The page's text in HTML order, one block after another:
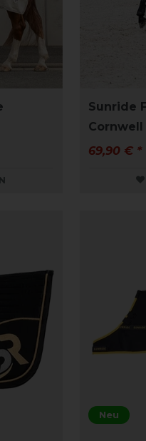
Sunride
Cornwell
69,90 € *
Neu